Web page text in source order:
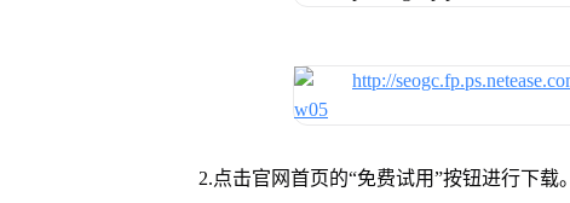
2.点击官网首页的“免费试用”按钮进行下载。